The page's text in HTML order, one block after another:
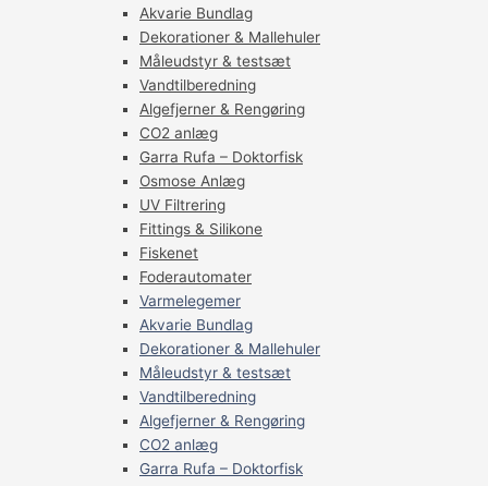
Akvarie Bundlag
Dekorationer & Mallehuler
Måleudstyr & testsæt
Vandtilberedning
Algefjerner & Rengøring
CO2 anlæg
Garra Rufa – Doktorfisk
Osmose Anlæg
UV Filtrering
Fittings & Silikone
Fiskenet
Foderautomater
Varmelegemer
Akvarie Bundlag
Dekorationer & Mallehuler
Måleudstyr & testsæt
Vandtilberedning
Algefjerner & Rengøring
CO2 anlæg
Garra Rufa – Doktorfisk